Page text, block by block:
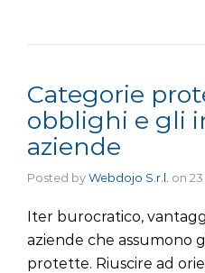
Categorie
obblighi e gli
aziende
Posted byWebdojo S.r.l. on
Iter burocratico,
aziende che assumono
protette. Riuscire ad